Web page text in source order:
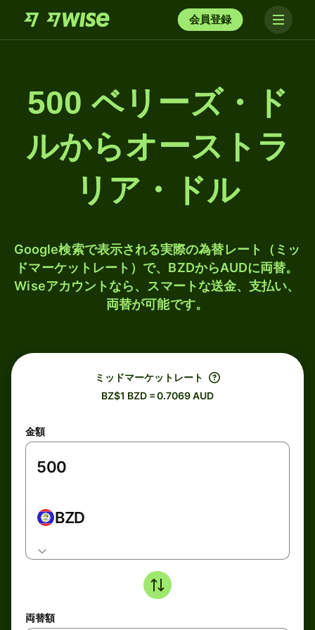
会員登録
500 ベリーズ・ド
ルからオーストラ
リア・ドル
Google検索で表示される実際の為替レート（ミッ
ドマーケットレート）で、BZDからAUDに両替。
Wiseアカウントなら、スマートな送金、支払い、
両替が可能です。
ミッドマーケットレート
BZ$1 BZD = 0.7069 AUD
金額
BZD
両替額